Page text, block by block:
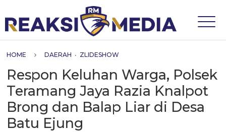
HOME DAERAH • ZLIDESHOW
Respon Keluhan Warga, Polsek
Teramang Jaya Razia Knalpot
Brong dan Balap Liar di Desa
Batu Ejung